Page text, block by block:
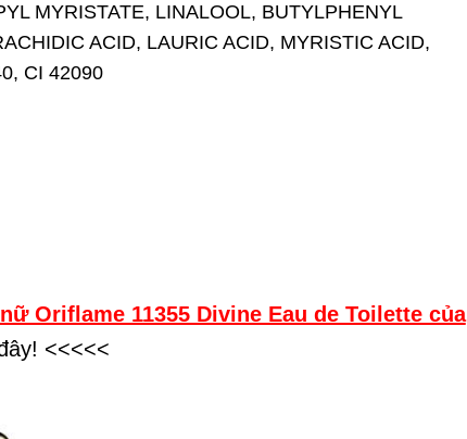
MYRISTATE, LINALOOL, BUTYLPHENYL
ACID, LAURIC ACID, MYRISTIC ACID,
CI 42090
Oriflame 11355 Divine Eau de Toilette của
<<<<<